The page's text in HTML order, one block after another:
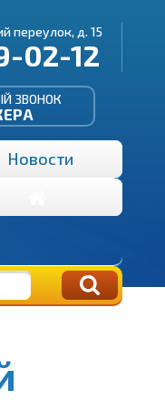
переулок, д. 15
02-12
ЗВОНОК
Новости